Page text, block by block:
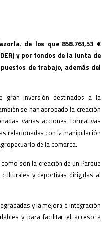
de los que 858.763,53 €
y por fondos de la Junta de
de trabajo, además del
gran inversión destinados a la
se han aprobado la creación
varias acciones formativas
relacionadas con la manipulación
de la comarca.
son la creación de un Parque
y deportivas dirigidas al
y la mejora e integración
y para facilitar el acceso a